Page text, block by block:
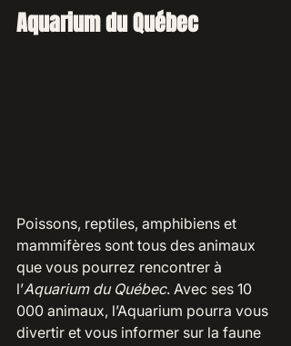
Aquarium du Québec
Poissons, reptiles, amphibiens et
mammifères sont tous des animaux
que vous pourrez rencontrer à
l’Aquarium du Québec. Avec ses 10
000 animaux, l’Aquarium pourra vous
divertir et vous informer sur la faune